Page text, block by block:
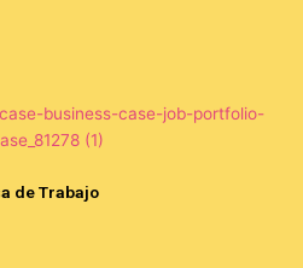
de Trabajo